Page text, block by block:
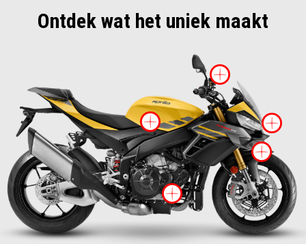
Ontdek wat het uniek maakt
Meer
Meer informatie